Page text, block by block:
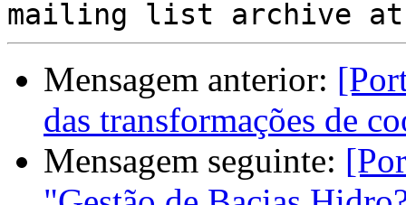
Mensagem anterior:
das transformações de
Mensagem seguinte: